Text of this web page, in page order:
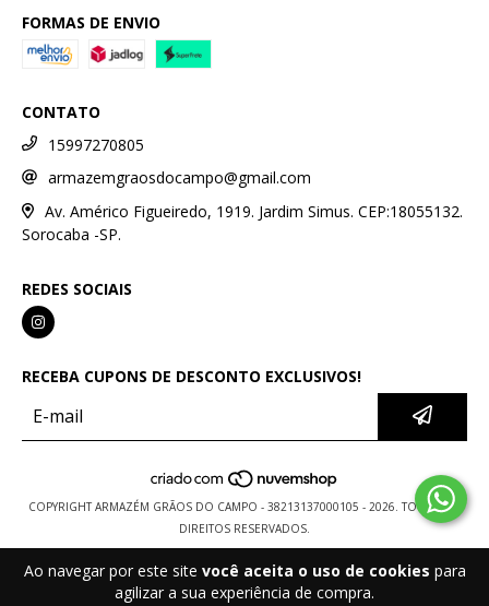
Ao navegar por este site você aceita o uso de cookies para
agilizar a sua experiência de compra.
FORMAS DE ENVIO
CONTATO
15997270805
armazemgraosdocampo@gmail.com
Av. Américo Figueiredo, 1919. Jardim Simus. CEP:18055132.
Sorocaba -SP.
REDES SOCIAIS
RECEBA CUPONS DE DESCONTO EXCLUSIVOS!
COPYRIGHT ARMAZÉM GRÃOS DO CAMPO - 38213137000105 - 2026. TODOS OS
DIREITOS RESERVADOS.